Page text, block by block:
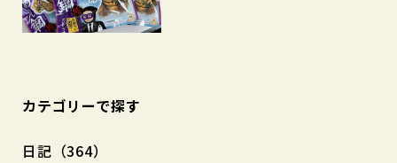
カテゴリーで探す
日記（364）